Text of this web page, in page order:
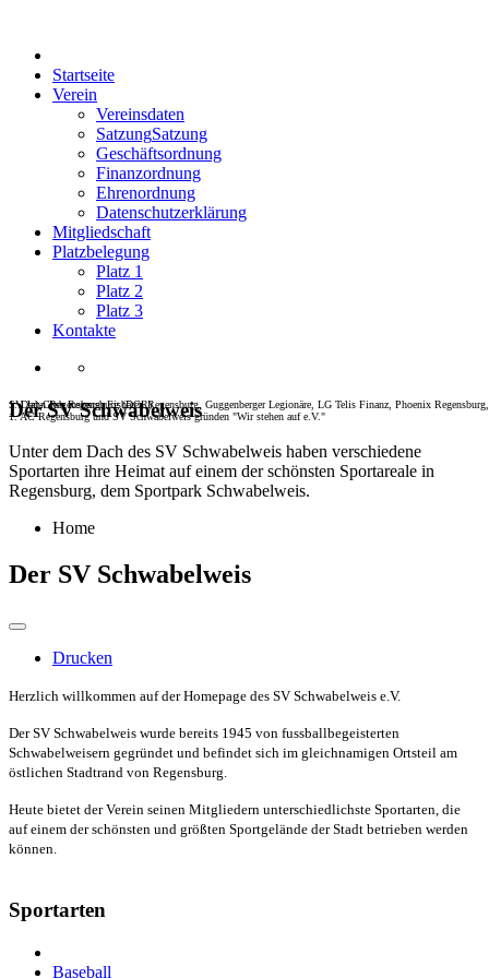
Startseite
Verein
Vereinsdaten
SatzungSatzung
Geschäftsordnung
Finanzordnung
Ehrenordnung
Datenschutzerklärung
Mitgliedschaft
Platzbelegung
Platz 1
Platz 2
Platz 3
Kontakte
SV Jahn Regensburg, Eisbären Regensburg, Guggenberger Legionäre, LG Telis Finanz, Phoenix Regensburg,
1. AC Regensburg und SV Schwabelweis gründen "Wir stehen auf e.V."
1. Dart-Club Regensburg (DCR)
Der SV Schwabelweis
Unter dem Dach des SV Schwabelweis haben verschiedene
Sportarten ihre Heimat auf einem der schönsten Sportareale in
Regensburg, dem Sportpark Schwabelweis.
Home
Der SV Schwabelweis
Drucken
Herzlich willkommen auf der Homepage des SV Schwabelweis e.V.
Der SV Schwabelweis wurde bereits 1945 von fussballbegeisterten
Schwabelweisern gegründet und befindet sich im gleichnamigen Ortsteil am
östlichen Stadtrand von Regensburg.
Heute bietet der Verein seinen Mitgliedern unterschiedlichste Sportarten, die
auf einem der schönsten und größten Sportgelände der Stadt betrieben werden
können.
Sportarten
Baseball